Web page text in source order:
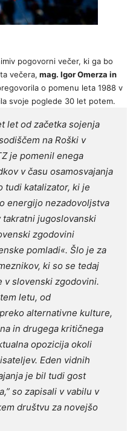
pogovorni večer, ki ga bo
večera, mag. Igor Omerza in
o pomenu leta 1988 v
svoje poglede 30 let potem.
let od začetka sojenja
na Roški v
je pomenil enega
v času osamosvajanja
tudi katalizator, ki je
energijo nezadovoljstva
takratni jugoslovanski
zgodovini
pomladi«. Šlo je za
ki so se tedaj
v slovenski zgodovini.
letu, od
alternativne kulture,
in drugega kritičnega
opozicija okoli
Eden vidnih
je bil tudi gost
so zapisali v vabilu v
društvu za novejšo